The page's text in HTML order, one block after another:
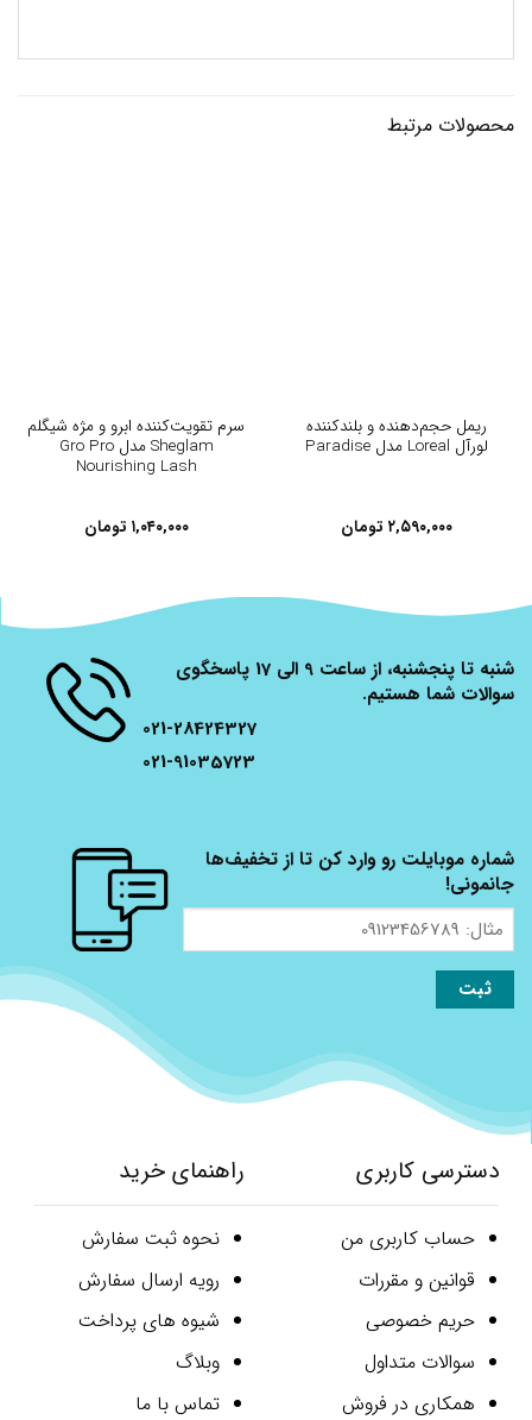
محصولات مرتبط
ریمل حجم‌دهنده و بلند‌کننده
لورآل Loreal مدل Paradise
۲,۵۹۰,۰۰۰ تومان
سرم تقویت‌کننده ابرو و مژه شیگلم
Sheglam مدل Gro Pro
Nourishing Lash
۱,۰۴۰,۰۰۰ تومان
شنبه تا پنجشنبه، از ساعت 9 الی 17 پاسخگوی
سوالات شما هستیم.
021-28424327
021-91035723
شماره موبایلت رو وارد کن تا از تخفیف‌ها
جانمونی!
مثال:
09123456789
دسترسی کاربری
حساب کاربری من
قوانین و مقررات
حریم خصوصی
سوالات متداول
همکاری در فروش
راهنمای خرید
نحوه ثبت سفارش
رویه ارسال سفارش
شیوه های پرداخت
وبلاگ
تماس با ما